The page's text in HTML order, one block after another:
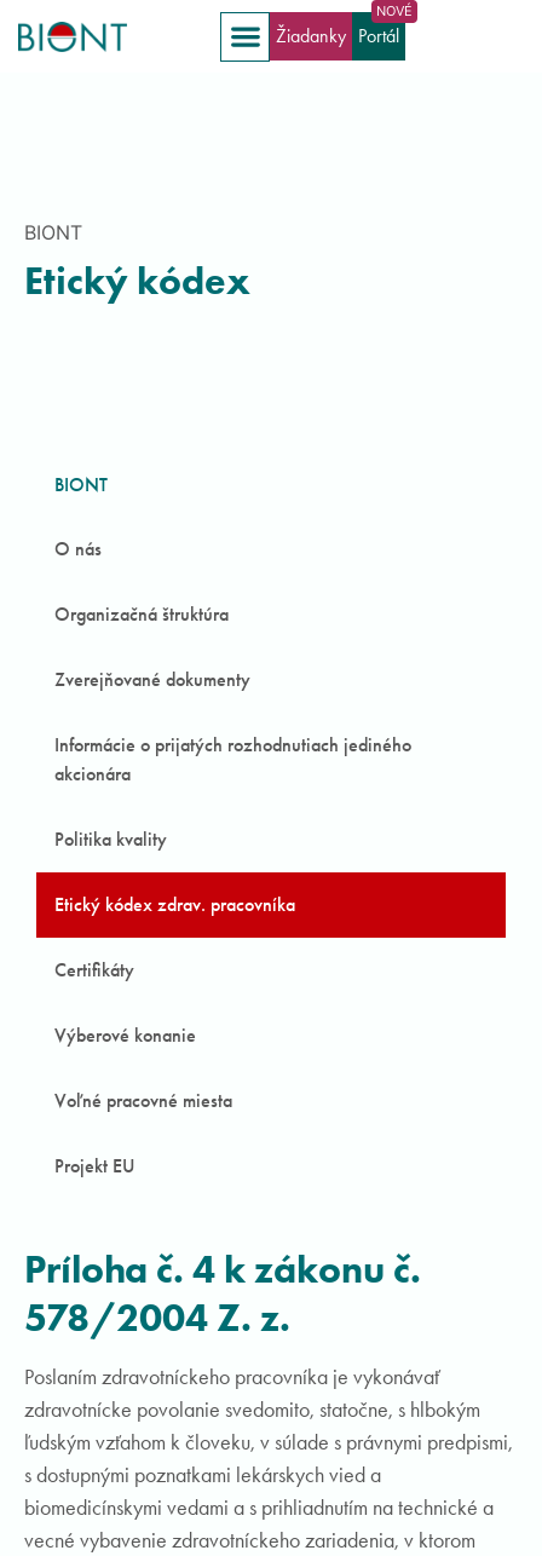
Žiadanky Portál
BIONT
Etický kódex
BIONT
O nás
Organizačná štruktúra
Zverejňované dokumenty
Informácie o prijatých rozhodnutiach jediného
akcionára
Politika kvality
Etický kódex zdrav. pracovníka
Certifikáty
Výberové konanie
Voľné pracovné miesta
Projekt EU
Príloha č. 4 k zákonu č.
578/2004 Z. z.
Poslaním zdravotníckeho pracovníka je vykonávať
zdravotnícke povolanie svedomito, statočne, s hlbokým
ľudským vzťahom k človeku, v súlade s právnymi predpismi,
s dostupnými poznatkami lekárskych vied a
biomedicínskymi vedami a s prihliadnutím na technické a
vecné vybavenie zdravotníckeho zariadenia, v ktorom